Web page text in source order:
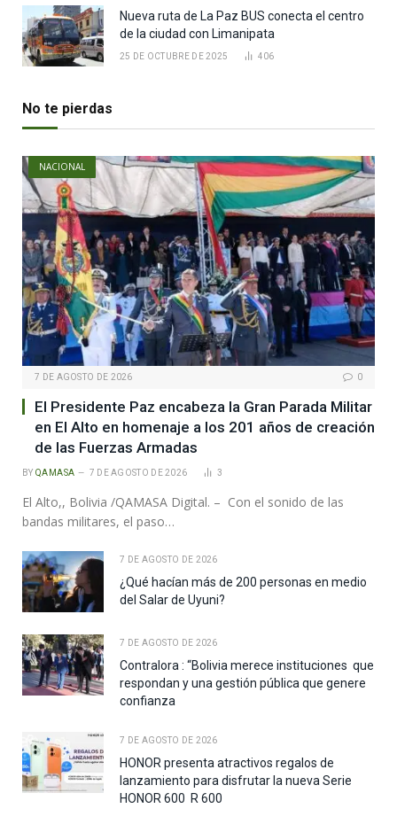
Nueva ruta de La Paz BUS conecta el centro
de la ciudad con Limanipata
25 DE OCTUBRE DE 2025 406
No te pierdas
NACIONAL
7 DE AGOSTO DE 2026 0
El Presidente Paz encabeza la Gran Parada Militar
en El Alto en homenaje a los 201 años de creación
de las Fuerzas Armadas
BY QAMASA 7 DE AGOSTO DE 2026 3
El Alto,, Bolivia /QAMASA Digital. – Con el sonido de las
bandas militares, el paso…
7 DE AGOSTO DE 2026
¿Qué hacían más de 200 personas en medio
del Salar de Uyuni?
7 DE AGOSTO DE 2026
Contralora : “Bolivia merece instituciones que
respondan y una gestión pública que genere
confianza
7 DE AGOSTO DE 2026
HONOR presenta atractivos regalos de
lanzamiento para disfrutar la nueva Serie
HONOR 600 R 600